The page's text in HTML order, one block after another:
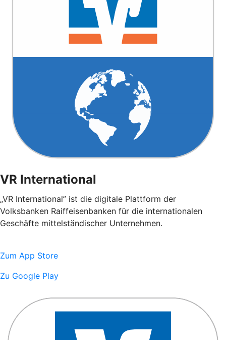
VR International
„VR International” ist die digitale Plattform der
Volksbanken Raiffeisenbanken für die internationalen
Geschäfte mittelständischer Unternehmen.
Zum App Store
Zu Google Play